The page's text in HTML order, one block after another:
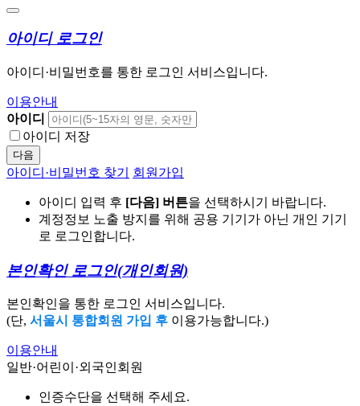
아이디 로그인
아이디·비밀번호를 통한 로그인 서비스입니다.
이용안내
아이디
아이디 저장
다음
아이디·비밀번호 찾기 회원가입
아이디 입력 후 [다음] 버튼을 선택하시기 바랍니다.
계정정보 노출 방지를 위해 공용 기기가 아닌 개인 기기
로 로그인합니다.
본인확인 로그인(개인회원)
본인확인을 통한 로그인 서비스입니다.
(단, 서울시 통합회원 가입 후 이용가능합니다.)
이용안내
일반·어린이·외국인회원
인증수단을 선택해 주세요.